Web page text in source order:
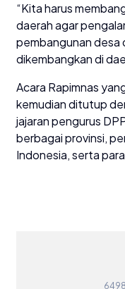
“Kita harus
daerah agar
pembangunan desa
dikembangkan di
Acara Rapimnas
kemudian ditutup
jajaran pengurus
berbagai provinsi,
Indonesia, serta